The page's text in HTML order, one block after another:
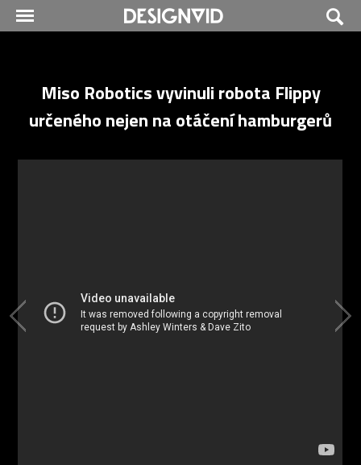
Miso Robotics vyvinuli robota Flippy
určeného nejen na otáčení hamburgerů